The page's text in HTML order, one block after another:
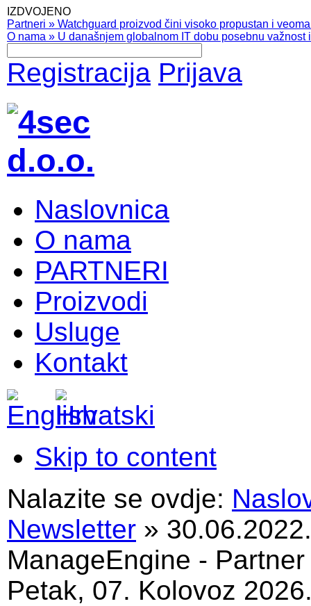
IZDVOJENO
Partneri » Watchguard proizvod čini visoko propustan i
O nama » U današnjem globalnom IT dobu posebnu
Registracija Prijava
Naslovnica
O nama
PARTNERI
Proizvodi
Usluge
Kontakt
Skip to content
Nalazite se ovdje:
Newsletter »
ManageEngine -
Petak, 07. Kolovoz